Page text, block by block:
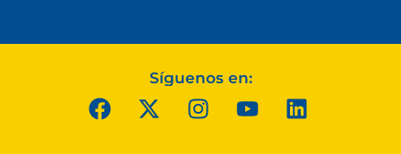
Síguenos en: